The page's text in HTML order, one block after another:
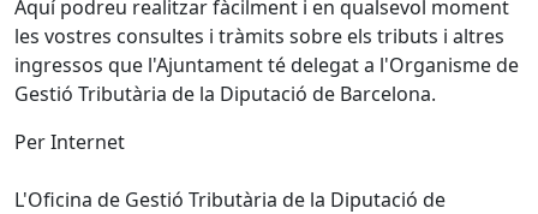
Aquí podreu realitzar fàcilment i en qualsevol moment
les vostres consultes i tràmits sobre els tributs i altres
ingressos que l'Ajuntament té delegat a l'Organisme de
Gestió Tributària de la Diputació de Barcelona.
Per Internet
L'Oficina de Gestió Tributària de la Diputació de